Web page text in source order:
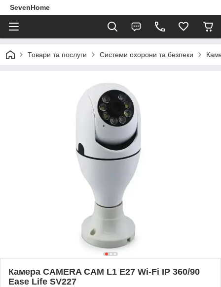
SevenHome
Товари та послуги Системи охорони та безпеки
Камера CAMERA CAM L1 E27 Wi-Fi IP 360/90
Ease Life SV227